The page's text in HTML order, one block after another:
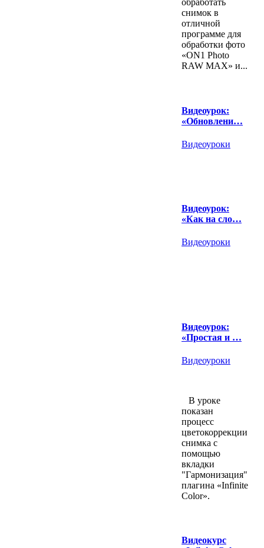
обработать
снимок в
отличной
программе для
обработки фото
«ON1 Photo
RAW MAX» и...
Видеоурок:
«Обновлени…
Видеоуроки
Видеоурок:
«Как на сло…
Видеоуроки
Видеоурок:
«Простая и …
Видеоуроки
В уроке
показан
процесс
цветокоррекции
снимка с
помощью
вкладки
"Гармонизация"
плагина «Infinite
Color».
Видеокурс